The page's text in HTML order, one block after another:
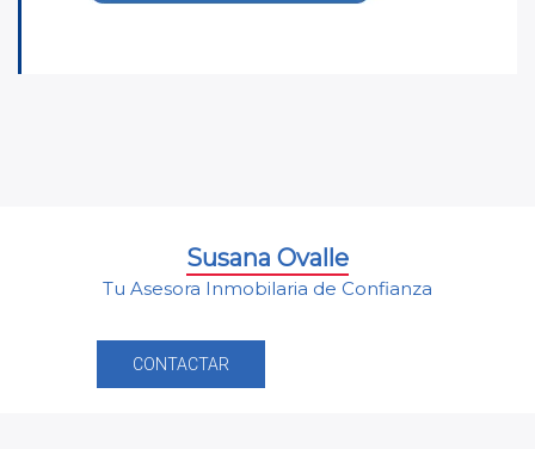
Susana Ovalle
Tu Asesora Inmobilaria de Confianza
CONTACTAR